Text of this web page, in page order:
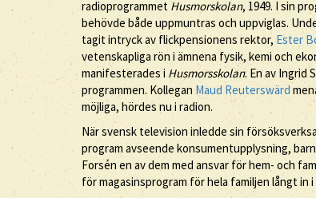
radioprogrammet Husmorskolan, 1949. I sin
behövde både uppmuntras och uppviglas.
tagit intryck av flickpensionens rektor, Ester
vetenskapliga rön i ämnena fysik, kemi och
manifesterades iHusmorsskolan. En av Ingrid
programmen. Kollegan Maud Reuterswärd
möjliga, hördes nu i radion.
När svensk television inledde sin
program avseende konsumentupplysning,
Forsén en av dem med ansvar för hem- och
för magasinsprogram för hela familjen långt in i